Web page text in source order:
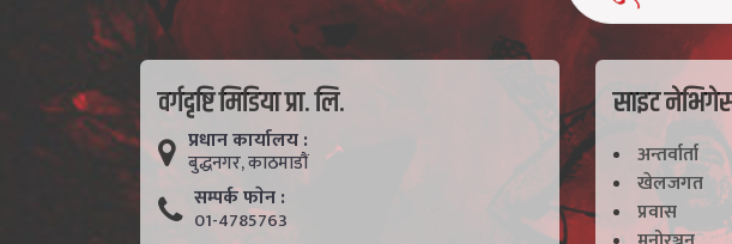
वर्गदृष्टि मिडिया प्रा. लि.
प्रधान कार्यालय :
बुद्धनगर, काठमाडाैं
सम्पर्क फाेन :
01-4785763
साइट
अन्तर्वार्ता
खेलजगत
प्रवास